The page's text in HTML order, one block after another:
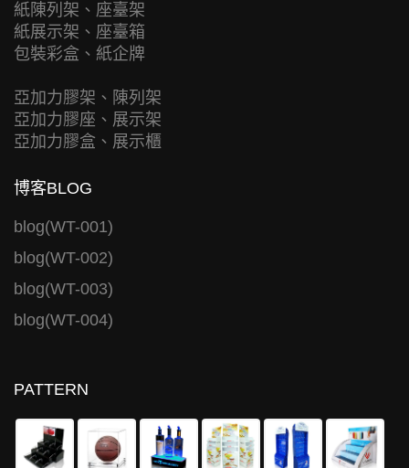
紙陳列架、座臺架
紙展示架、座臺箱
包裝彩盒、紙企牌
亞加力膠架、陳列架
亞加力膠座、展示架
亞加力膠盒、展示櫃
博客BLOG
blog(WT-001)
blog(WT-002)
blog(WT-003)
blog(WT-004)
PATTERN